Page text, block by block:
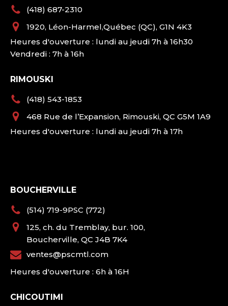
(418) 687-2310
1920, Léon-Harmel,Québec (QC), G1N 4K3
Heures d'ouverture : lundi au jeudi 7h à 16h30
Vendredi : 7h à 16h
RIMOUSKI
(418) 543-1853
468 Rue de l’Expansion, Rimouski, QC G5M 1A9
Heures d'ouverture : lundi au jeudi 7h à 17h
BOUCHERVILLE
(514) 719-9PSC (772)
125, ch. du Tremblay, bur. 100,
Boucherville, QC J4B 7K4
ventes@pscmtl.com
Heures d'ouverture : 6h à 16H
CHICOUTIMI